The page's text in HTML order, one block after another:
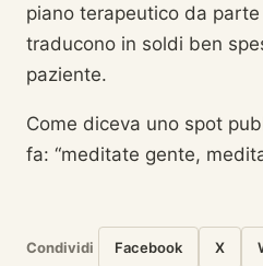
piano terapeutico da parte
traducono in soldi ben
paziente.
Come diceva uno spot
fa: “meditate gente,
Condividi Facebook X